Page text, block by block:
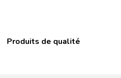
Produits de qualité